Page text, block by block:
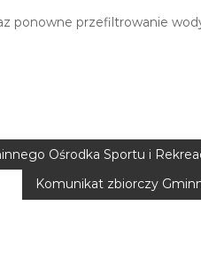
ponowne przefiltrowanie
Ośrodka Sportu i
Komunikat zbiorczy